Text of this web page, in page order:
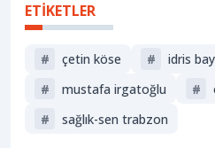
ETİKETLER
# çetin köse #
idris
#
mustafa irgatoğlu #
#
sağlık-sen trabzon